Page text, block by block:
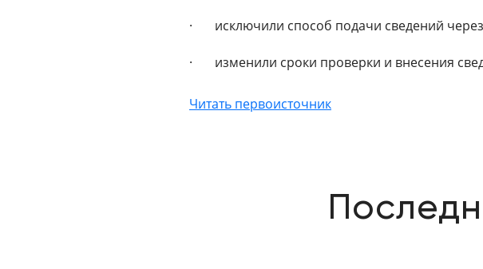
· исключили способ подачи сведений
· изменили сроки проверки и внесения
Читать первоисточник